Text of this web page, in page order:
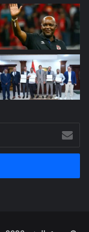
بريدك
الإلكتروني